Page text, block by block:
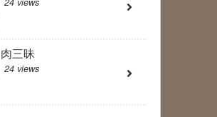
肉三昧
24 views